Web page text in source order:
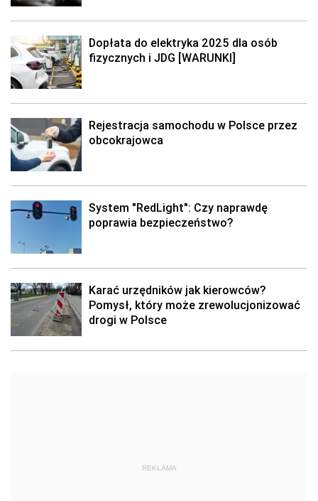
Dopłata do elektryka 2025 dla osób
fizycznych i JDG [WARUNKI]
Rejestracja samochodu w Polsce przez
obcokrajowca
System "RedLight": Czy naprawdę
poprawia bezpieczeństwo?
Karać urzędników jak kierowców?
Pomysł, który może zrewolucjonizować
drogi w Polsce
REKLAMA